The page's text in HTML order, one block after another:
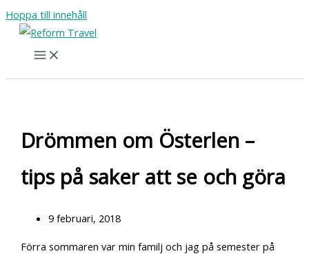
Hoppa till innehåll
Drömmen om Österlen –
tips på saker att se och göra
9 februari, 2018
Förra sommaren var min familj och jag på semester på